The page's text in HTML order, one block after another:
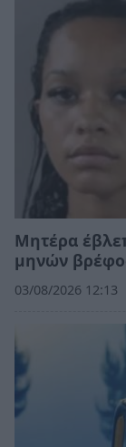
Μητέρα
μηνών
03/08/2026 12:13